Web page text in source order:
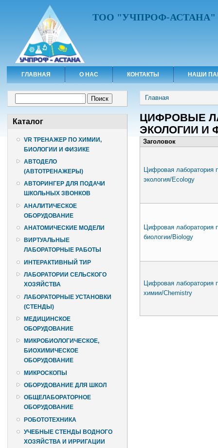
ТОО "УЧПРОФ-АСТАНА"
ГЛАВНАЯ О НАС КОНТАКТЫ НАШИ
Каталог
VR ТРЕНАЖЕР ПО ХИМИИ,
БИОЛОГИИ И ФИЗИКЕ
АВТОДЕЛО
(АВТОТРЕНАЖЕРЫ)
АВТОРИНГЕР ДЛЯ ПОДАЧИ
ШКОЛЬНЫХ ЗВОНКОВ
АНАЛИТИЧЕСКОЕ
ОБОРУДОВАНИЕ
АНАТОМИЧЕСКИЕ МОДЕЛИ
ВИРТУАЛЬНЫЕ
ЛАБОРАТОРНЫЕ РАБОТЫ
ИНТЕРАКТИВНЫЙ ТИР
ЛАБОРАТОРИИ СЕЛЬСКОГО
ХОЗЯЙСТВА
ЛАБОРАТОРНЫЕ УСТАНОВКИ
(СТЕНДЫ)
МЕДИЦИНСКОЕ
ОБОРУДОВАНИЕ
МИКРОБИОЛОГИЧЕСКОЕ,
БИОХИМИЧЕСКОЕ
ОБОРУДОВАНИЕ
МИКРОСКОПЫ
ОБОРУДОВАНИЕ ДЛЯ ШКОЛ
ОБЩЕЛАБОРАТОРНОЕ
ОБОРУДОВАНИЕ
РОБОТОТЕХНИКА
УЧЕБНЫЕ СТЕНДЫ ВОДНОГО
ХОЗЯЙСТВА И ИРРИГАЦИИ
Вы здесь
Главная
ЦИФРОВЫЕ
ЭКОЛОГИИ И
Заголовок
Цифровая лаборатория
экология/Ecology
Цифровая лаборатория
биологии/Biology
Цифровая лаборатория
химии/Chemistry